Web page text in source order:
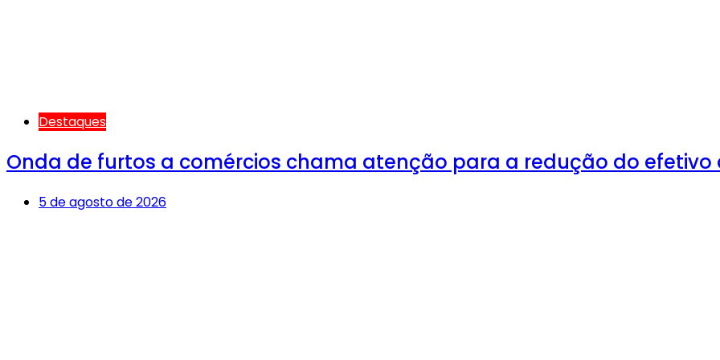
Destaques
Onda de furtos a comércios chama atenção para a redução do efetivo
5 de agosto de 2026